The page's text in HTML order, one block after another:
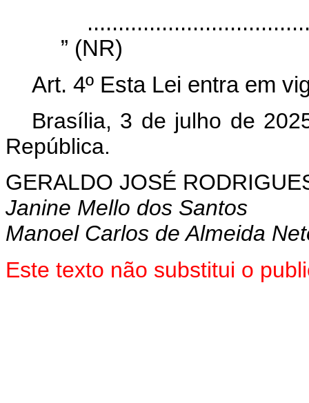
” (NR)
Art. 4º Esta Lei entra em
Brasília, 3 de julho de
República.
GERALDO JOSÉ
Janine Mello dos Santos
Manoel Carlos de Almeida
Este texto não substitui o